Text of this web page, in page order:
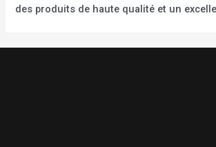
des produits de haute qualité et un